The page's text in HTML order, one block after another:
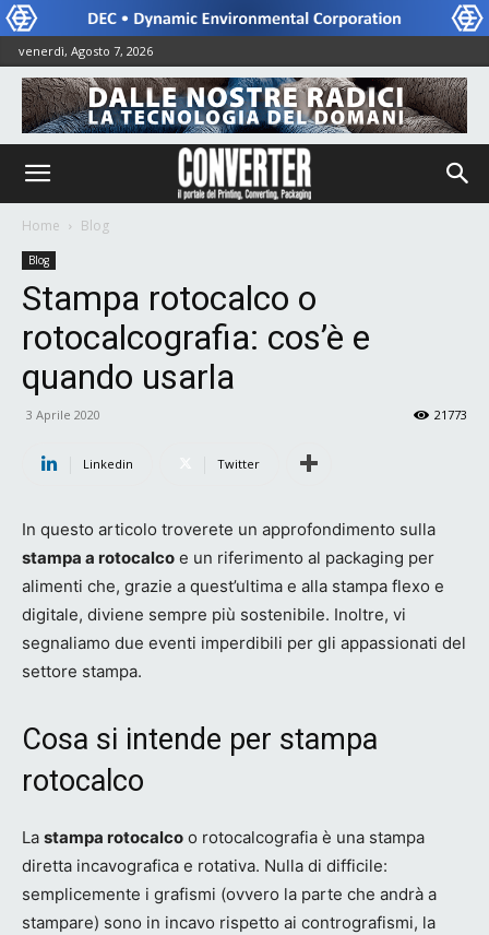
venerdì, Agosto 7, 2026
Home Blog
Blog
Stampa rotocalco o
rotocalcografia: cos’è e
quando usarla
3 Aprile 2020 21773
Linkedin Twitter
In questo articolo troverete un approfondimento sulla
stampa a rotocalco e un riferimento al packaging per
alimenti che, grazie a quest’ultima e alla stampa flexo e
digitale, diviene sempre più sostenibile. Inoltre, vi
segnaliamo due eventi imperdibili per gli appassionati del
settore stampa.
Cosa si intende per stampa
rotocalco
La stampa rotocalco o rotocalcografia è una stampa
diretta incavografica e rotativa. Nulla di difficile:
semplicemente i grafismi (ovvero la parte che andrà a
stampare) sono in incavo rispetto ai contrografismi, la